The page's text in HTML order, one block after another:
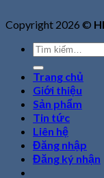
Copyright 2026 ©
Tìm
kiếm:
Trang chủ
Giới thiệu
Sản phẩm
Tin tức
Liên hệ
Đăng nhập
Đăng ký nhận